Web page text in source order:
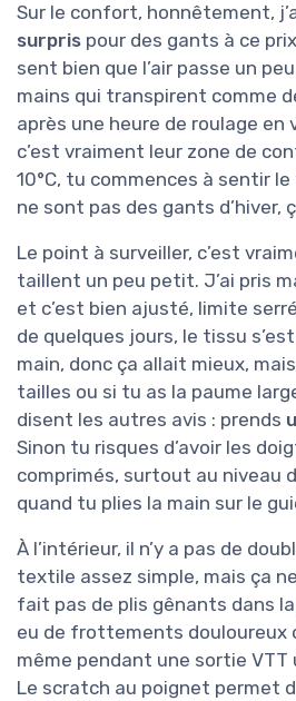
Sur le confort, honnêtement,
surpris pour des gants à ce
sent bien que l’air passe un
mains qui transpirent comme
après une heure de roulage en
c’est vraiment leur zone de
10°C, tu commences à sentir
ne sont pas des gants d’hiver,
Le point à surveiller, c’est
taillent un peu petit. J’ai pris
et c’est bien ajusté, limite
de quelques jours, le tissu
main, donc ça allait mieux,
tailles ou si tu as la paume
disent les autres avis : prends
Sinon tu risques d’avoir les
comprimés, surtout au niveau
quand tu plies la main sur le
À l’intérieur, il n’y a pas de
textile assez simple, mais ça
fait pas de plis gênants dans la
eu de frottements douloureux
même pendant une sortie VTT
Le scratch au poignet permet